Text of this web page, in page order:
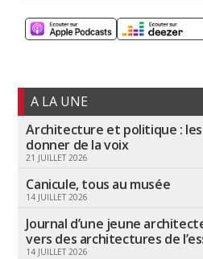
A LA UNE
Architecture et politique :
donner de la voix
21 JUILLET 2026
Canicule, tous au musée
14 JUILLET 2026
Journal d’une jeune
vers des architectures de
14 JUILLET 2026